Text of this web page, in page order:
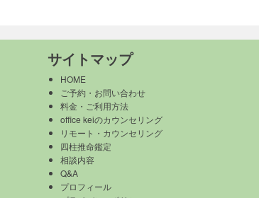
サイトマップ
HOME
ご予約・お問い合わせ
料金・ご利用方法
office keiのカウンセリング
リモート・カウンセリング
四柱推命鑑定
相談内容
Q&A
プロフィール